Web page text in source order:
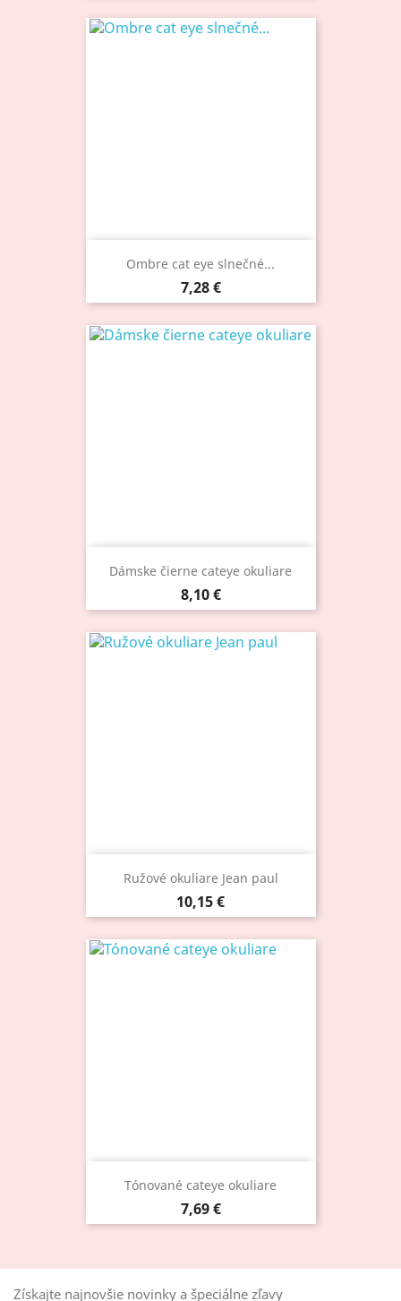
Ombre cat eye slnečné...
Cena
7,28 €
Dámske čierne cateye okuliare
Cena
8,10 €
Ružové okuliare Jean paul
Cena
10,15 €
Tónované cateye okuliare
Cena
7,69 €
Získajte najnovšie novinky a špeciálne zľavy